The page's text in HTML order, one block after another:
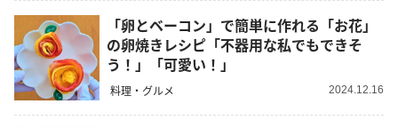
「卵とベーコン」で簡単に作れる「お花」
の卵焼きレシピ「不器用な私でもできそ
う！」「可愛い！」
料理・グルメ 2024.12.16